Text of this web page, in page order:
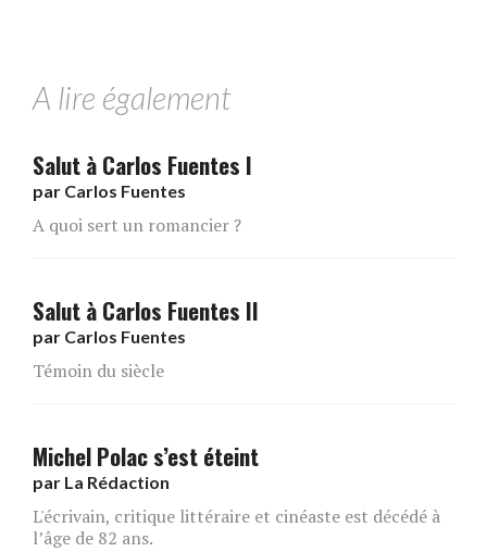
A lire également
Salut à Carlos Fuentes I
par Carlos Fuentes
A quoi sert un romancier ?
Salut à Carlos Fuentes II
par Carlos Fuentes
Témoin du siècle
Michel Polac s’est éteint
par La Rédaction
L'écrivain, critique littéraire et cinéaste est décédé à
l’âge de 82 ans.